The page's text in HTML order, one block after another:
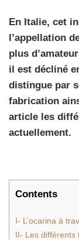
En Italie, cet
l’appellation
plus
il est décliné
distingue par
fabrication
article les
actuellement.
Contents
I- L’ocarina à
II- Les différents